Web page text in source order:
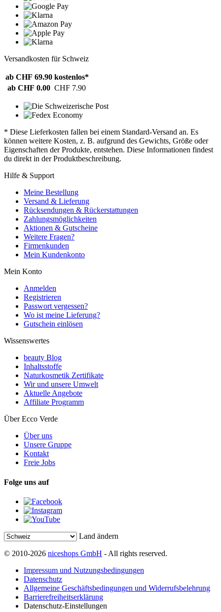
Versandkosten für Schweiz
ab CHF 69.90 kostenlos*
ab CHF 0.00 CHF 7.90
* Diese Lieferkosten fallen bei einem Standard-Versand an. Es
können weitere Kosten, z. B. aufgrund des Gewichts, Größe oder
Eigenschaften der Produkte, entstehen. Diese Informationen findest
du direkt in der Produktbeschreibung.
Hilfe & Support
Meine Bestellung
Versand & Lieferung
Rücksendungen & Rückerstattungen
Zahlungsmöglichkeiten
Aktionen & Gutscheine
Weitere Fragen?
Firmenkunden
Mein Kundenkonto
Mein Konto
Anmelden
Registrieren
Passwort vergessen?
Wo ist meine Lieferung?
Gutschein einlösen
Wissenswertes
beauty Blog
Inhaltsstoffe
Naturkosmetik Zertifikate
Wir und unsere Umwelt
Aktuelle Angebote
Affiliate Programm
Über Ecco Verde
Über uns
Unsere Gruppe
Kontakt
Freie Jobs
Folge uns auf
Land ändern
© 2010-2026 niceshops GmbH - All rights reserved.
Impressum und Nutzungsbedingungen
Datenschutz
Allgemeine Geschäftsbedingungen und Widerrufsbelehrung
Barrierefreiheitserklärung
Datenschutz-Einstellungen